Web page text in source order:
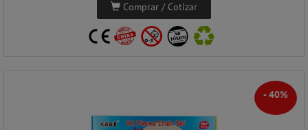
Comprar / Cotizar
- 40%